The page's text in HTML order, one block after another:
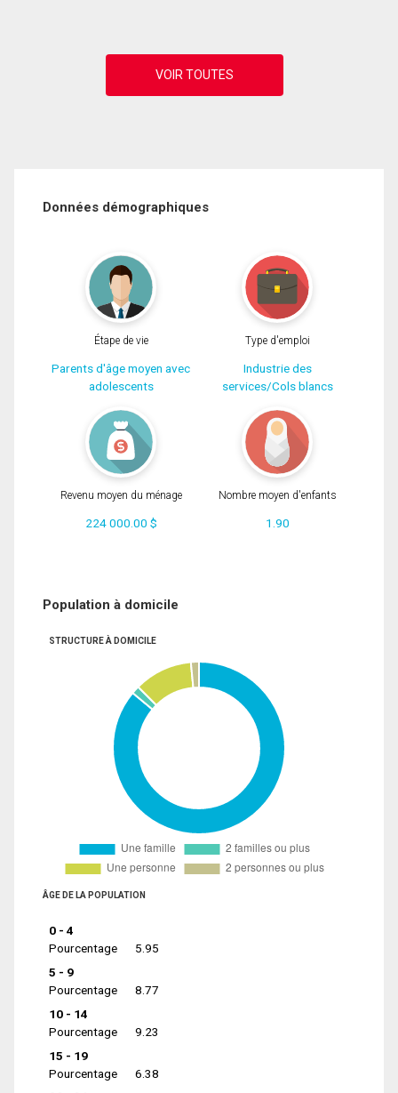
Données démographiques
Étape de vie
Parents d'âge moyen avec
adolescents
Type d'emploi
Industrie des
services/Cols blancs
Revenu moyen du ménage
224 000.00 $
Nombre moyen d'enfants
1.90
Population à domicile
STRUCTURE À DOMICILE
ÂGE DE LA POPULATION
0 - 4
Pourcentage
5.95
5 - 9
Pourcentage
8.77
10 - 14
Pourcentage
9.23
15 - 19
Pourcentage
6.38